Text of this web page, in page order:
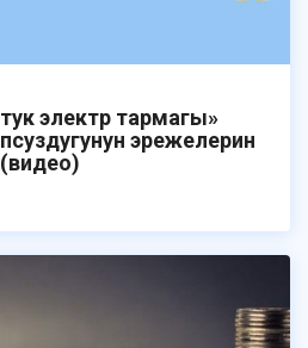
электр тармагы»
эрежелерин